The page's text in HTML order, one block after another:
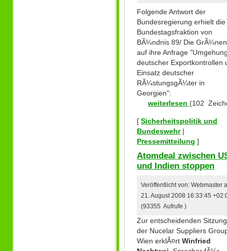
Folgende Antwort der
Bundesregierung erhielt die
Bundestagsfraktion von
BÃ¼ndnis 89/ Die GrÃ¼nen
auf ihre Anfrage
deutscher Exportkontrollen
Einsatz deutscher
RÃ¼stungsgÃ¼ter in
Georgien":
weiterlesen (102
[Sicherheitspolitik und
Bundeswehr|
Pressemitteilung ]
Atomdeal zwischen
und Indien stoppen
Veröffentlicht von: Webmaster
21. August 2008 16:33:45
(93355 Aufrufe )
Zur entscheidenden Sitzung
der Nucelar Suppliers
Wien erklÃ¤rtWinfried